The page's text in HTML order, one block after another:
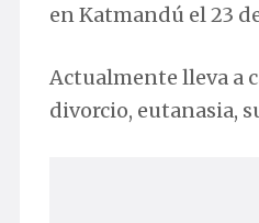
en Katmandú el 23
Actualmente lleva a
divorcio, eutanasia,